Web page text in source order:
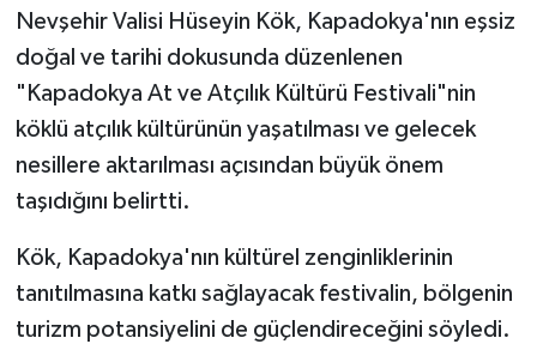
Nevşehir Valisi Hüseyin Kök, Kapadokya'nın eşsiz
doğal ve tarihi dokusunda düzenlenen
"Kapadokya At ve Atçılık Kültürü Festivali"nin
köklü atçılık kültürünün yaşatılması ve gelecek
nesillere aktarılması açısından büyük önem
taşıdığını belirtti.
Kök, Kapadokya'nın kültürel zenginliklerinin
tanıtılmasına katkı sağlayacak festivalin, bölgenin
turizm potansiyelini de güçlendireceğini söyledi.